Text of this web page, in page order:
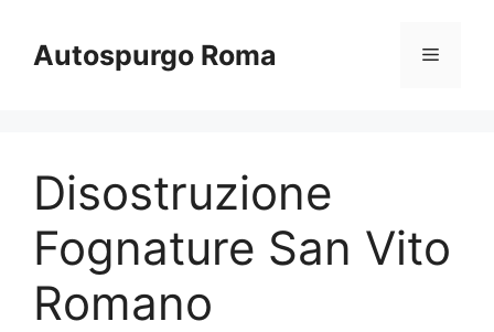
contenuto
Autospurgo Roma Menu
Disostruzione
Fognature San Vito
Romano